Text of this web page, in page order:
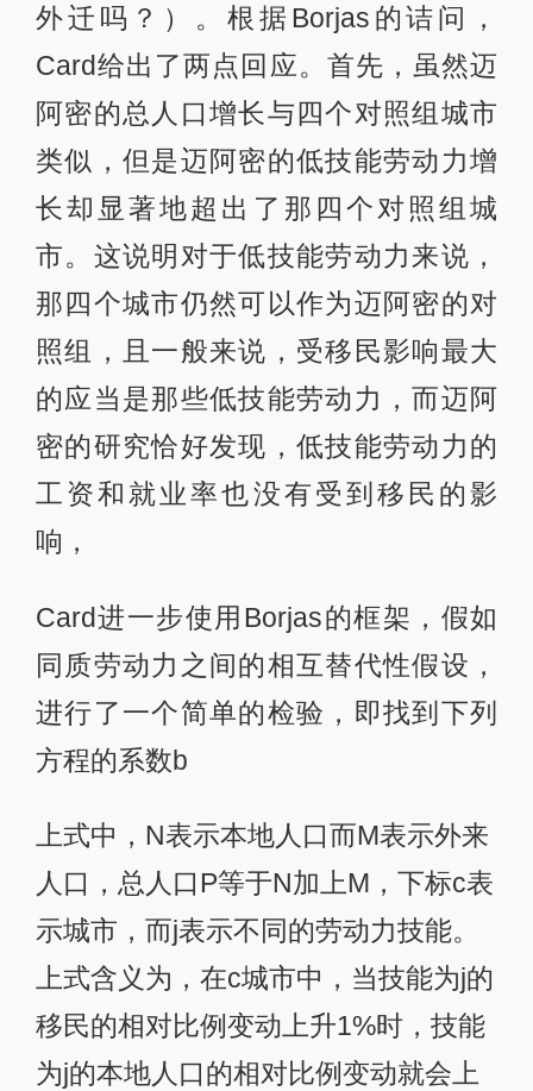
外迁吗？）。根据Borjas的诘问，
Card给出了两点回应。首先，虽然迈
阿密的总人口增长与四个对照组城市
类似，但是迈阿密的低技能劳动力增
长却显著地超出了那四个对照组城
市。这说明对于低技能劳动力来说，
那四个城市仍然可以作为迈阿密的对
照组，且一般来说，受移民影响最大
的应当是那些低技能劳动力，而迈阿
密的研究恰好发现，低技能劳动力的
工资和就业率也没有受到移民的影
响，
Card进一步使用Borjas的框架，假如
同质劳动力之间的相互替代性假设，
进行了一个简单的检验，即找到下列
方程的系数b
上式中，N表示本地人口而M表示外来
人口，总人口P等于N加上M，下标c表
示城市，而j表示不同的劳动力技能。
上式含义为，在c城市中，当技能为j的
移民的相对比例变动上升1%时，技能
为j的本地人口的相对比例变动就会上